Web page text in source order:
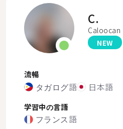
C.
Caloocan
NEW
流暢
タガログ語 日本語
学習中の言語
フランス語